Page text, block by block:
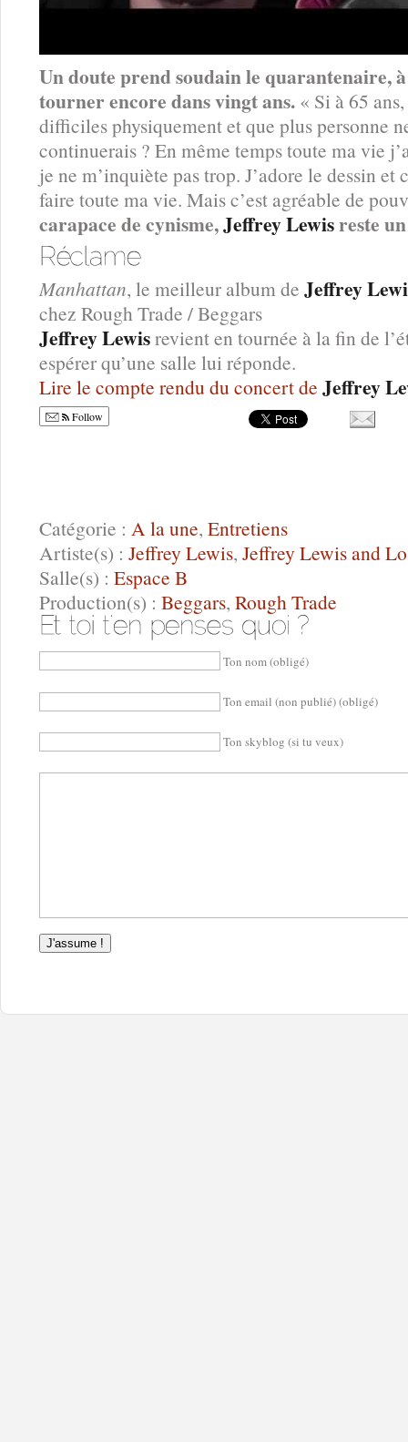
Un doute prend soudain le quarantenaire,
tourner encore dans vingt ans. « Si à 65
difficiles physiquement et que plus personne
continuerais ? En même temps toute ma vie
je ne m’inquiète pas trop. J’adore le dessin et
faire toute ma vie. Mais c’est agréable de
carapace de cynisme,Jeffrey Lewisreste
Manhattan, le meilleur album de Jeffrey
chez Rough Trade / Beggars
Jeffrey Lewisrevient en tournée à la fin de
espérer qu’une salle lui réponde.
Lire le compte rendu du concert de Jeffrey
Follow
Catégorie : A la une, Entretiens
Artiste(s) : Jeffrey Lewis, Jeffrey Lewis and
Salle(s) : Espace B
Production(s) : Beggars, Rough Trade
Ton nom (obligé)
Ton email (non publié) (obligé)
Ton skyblog (si tu veux)